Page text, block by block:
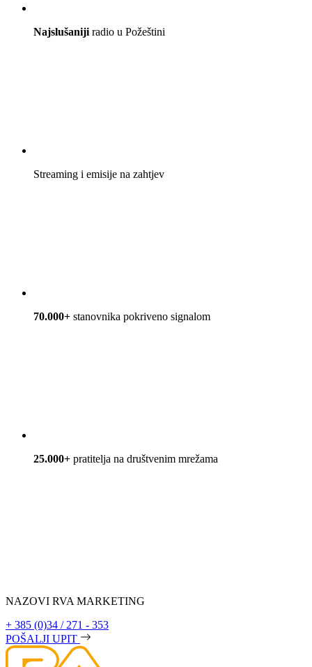
Najslušaniji radio u Požeštini
Streaming i emisije na zahtjev
70.000+ stanovnika pokriveno signalom
25.000+ pratitelja na društvenim mrežama
NAZOVI RVA MARKETING
+ 385 (0)34 / 271 - 353
POŠALJI UPIT